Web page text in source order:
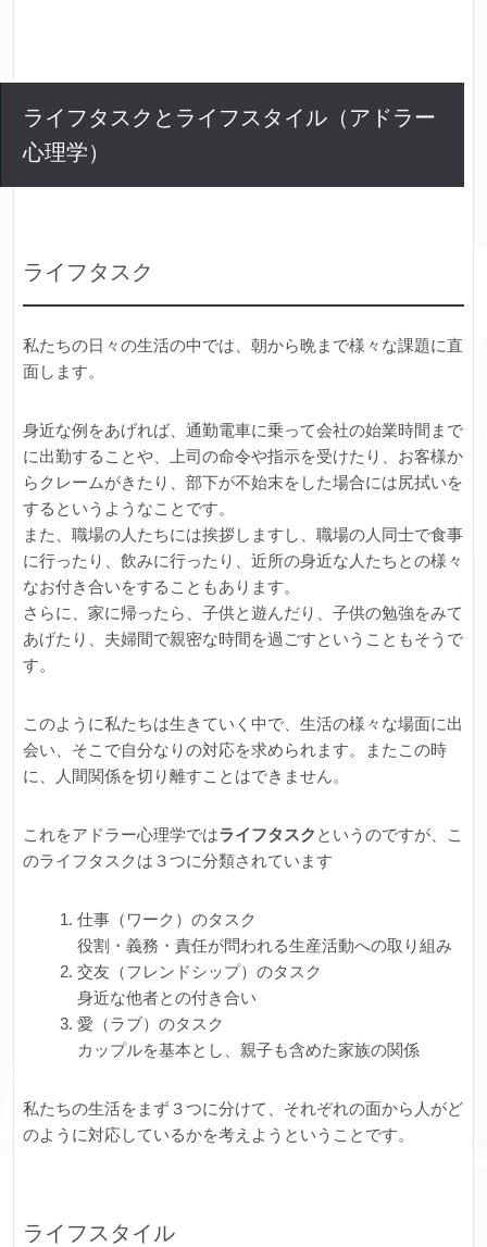
ライフタスクとライフスタイル（アドラー
心理学）
ライフタスク
私たちの日々の生活の中では、朝から晩まで様々な課題に直
面します。
身近な例をあげれば、通勤電車に乗って会社の始業時間まで
に出勤することや、上司の命令や指示を受けたり、お客様か
らクレームがきたり、部下が不始末をした場合には尻拭いを
するというようなことです。
また、職場の人たちには挨拶しますし、職場の人同士で食事
に行ったり、飲みに行ったり、近所の身近な人たちとの様々
なお付き合いをすることもあります。
さらに、家に帰ったら、子供と遊んだり、子供の勉強をみて
あげたり、夫婦間で親密な時間を過ごすということもそうで
す。
このように私たちは生きていく中で、生活の様々な場面に出
会い、そこで自分なりの対応を求められます。またこの時
に、人間関係を切り離すことはできません。
これをアドラー心理学ではライフタスク というのですが、こ
のライフタスクは３つに分類されています
仕事（ワーク）のタスク
役割・義務・責任が問われる生産活動への取り組み
交友（フレンドシップ）のタスク
身近な他者との付き合い
愛（ラブ）のタスク
カップルを基本とし、親子も含めた家族の関係
私たちの生活をまず３つに分けて、それぞれの面から人がど
のように対応しているかを考えようということです。
ライフスタイル